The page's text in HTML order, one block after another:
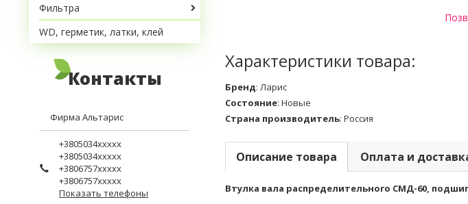
Характеристики товара:
Бренд: Ларис
Состояние: Новые
Страна производитель: Россия
Описание товара Оплата и
Втулка вала распределительного СМД-60,
Фильтра
WD, герметик, латки, клей
Контакты
Фирма Альтарис
+3805034xxxxx
+3805034xxxxx
+3806757xxxxx
+3806757xxxxx
Показать телефоны